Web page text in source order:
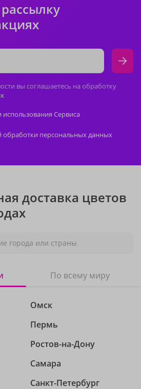
вы соглашаетесь на обработку
использования Сервиса
обработки персональных данных
доставка цветов
города или страны
По всему миру
Омск
Пермь
Ростов-на-Дону
Самара
Санкт-Петербург